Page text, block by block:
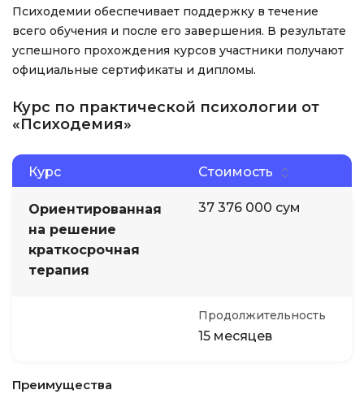
Психодемии обеспечивает поддержку в течение
всего обучения и после его завершения. В результате
успешного прохождения курсов участники получают
официальные сертификаты и дипломы.
Курс по практической психологии от
«Психодемия»
Курс Стоимость
Ориентированная
на решение
краткосрочная
терапия
37 376 000 сум
Продолжительность
15 месяцев
Преимущества